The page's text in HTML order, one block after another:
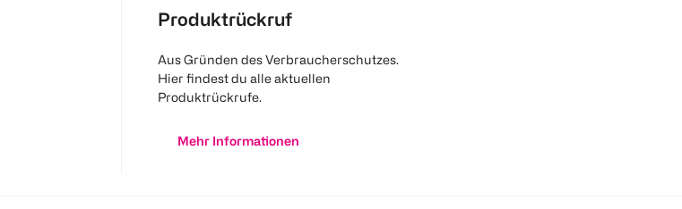
Produktrückruf
Aus Gründen des Verbraucherschutzes.
Hier findest du alle aktuellen
Produktrückrufe.
Mehr Informationen